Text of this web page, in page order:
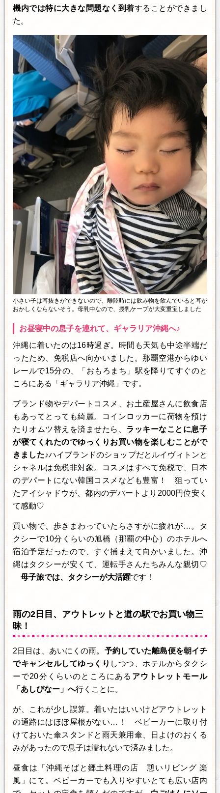
機内では特に大きな問題なく到着することができまし
た。
小さい子は耳抜きができないので、離陸時には飲み物を飲んでいると耳が
おかしくならないそう。母乳中なので、授乳ケープが大変重宝しました
お昼寝中の息子を連れて、ギャラリア沖縄へ♪
沖縄に着いたのは16時過ぎ。時間も天気も中途半端だ
ったため、免税店へ向かいました。那覇空港からゆい
レールで15分の、「おもろまち」駅を降りてすぐのと
ころにある「ギャラリア沖縄」です。
ブランド物やデパートコスメ、お土産屋さんに飲食店
もあってとっても綺麗。コインロッカーに荷物を預け
たりオムツ替えを済ませたら、 ラッキーなことに息子
が寝てくれたのでゆっくりお買い物を楽しむことがで
きました♪ハイブランドのショップだとルイヴィトンと
シャネルは免税非対象。コスメはすべて免税で、日本
のデパートにない韓国コスメなども豊富！ 狙ってい
たアイシャドウが、都内のデパートより2000円位安く
て感動♡
買い物で、歩きまわっていたらさすがに疲れが…。タ
クシーで10分くらいの旭橋（那覇の中心）のホテルへ
宿泊予定だったので、すぐ捕まえて向かいました。沖
縄はタクシーが安くて、運転手さんたちみんな親切♡
母子旅では、タクシーが大活躍です！
雨の2日目、アウトレットと道の駅でお買い物三
昧！
2日目は、あいにくの雨。 予約していた離島便を朝イチ
でキャンセルしてゆっくり しつつ、ホテルからタクシ
ーで20分くらいのところにある アウトレットモール
「あしびなー」へ行くことに。
が、これが少し誤算。着いたはいいけどアウトレット
の通路にはほぼ屋根がない…！ ベビーカーに取り付
けておいた傘スタンドと雨天兼用傘、日よけのおくる
みがあったので息子は濡れないで済みました。
昼食は「沖縄そばと郷土料理の店 憩いリビング 楽
風」にて。ベビーカーでも入りやすいとても広い店内